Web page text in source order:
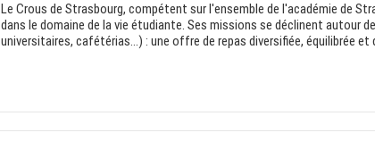
Le Crous de Strasbourg, compétent sur l'ensemble de l'académie de
dans le domaine de la vie étudiante. Ses missions se déclinent autour
universitaires, cafétérias…) : une offre de repas diversifiée, équilibrée et